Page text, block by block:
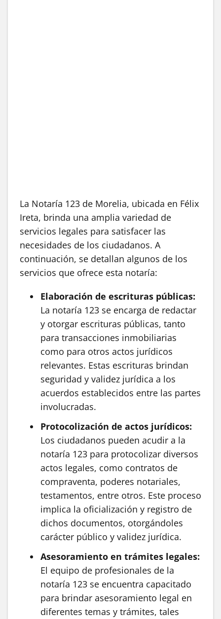
La Notaría 123 de Morelia, ubicada en Félix
Ireta, brinda una amplia variedad de
servicios legales para satisfacer las
necesidades de los ciudadanos. A
continuación, se detallan algunos de los
servicios que ofrece esta notaría:
Elaboración de escrituras públicas:
La notaría 123 se encarga de redactar
y otorgar escrituras públicas, tanto
para transacciones inmobiliarias
como para otros actos jurídicos
relevantes. Estas escrituras brindan
seguridad y validez jurídica a los
acuerdos establecidos entre las partes
involucradas.
Protocolización de actos jurídicos:
Los ciudadanos pueden acudir a la
notaría 123 para protocolizar diversos
actos legales, como contratos de
compraventa, poderes notariales,
testamentos, entre otros. Este proceso
implica la oficialización y registro de
dichos documentos, otorgándoles
carácter público y validez jurídica.
Asesoramiento en trámites legales:
El equipo de profesionales de la
notaría 123 se encuentra capacitado
para brindar asesoramiento legal en
diferentes temas y trámites, tales